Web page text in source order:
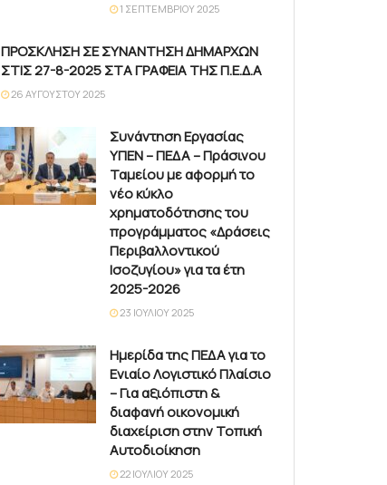
1 ΣΕΠΤΕΜΒΡΊΟΥ 2025
ΠΡΟΣΚΛΗΣΗ ΣΕ ΣΥΝΑΝΤΗΣΗ ΔΗΜΑΡΧΩΝ
ΣΤΙΣ 27-8-2025 ΣΤΑ ΓΡΑΦΕΙΑ ΤΗΣ Π.Ε.Δ.Α
26 ΑΥΓΟΎΣΤΟΥ 2025
Συνάντηση Εργασίας
ΥΠΕΝ – ΠΕΔΑ – Πράσινου
Ταμείου με αφορμή το
νέο κύκλο
χρηματοδότησης του
προγράμματος «Δράσεις
Περιβαλλοντικού
Ισοζυγίου» για τα έτη
2025-2026
23 ΙΟΥΛΊΟΥ 2025
Ημερίδα της ΠΕΔΑ για το
Ενιαίο Λογιστικό Πλαίσιο
– Για αξιόπιστη &
διαφανή οικονομική
διαχείριση στην Τοπική
Αυτοδιοίκηση
22 ΙΟΥΛΊΟΥ 2025